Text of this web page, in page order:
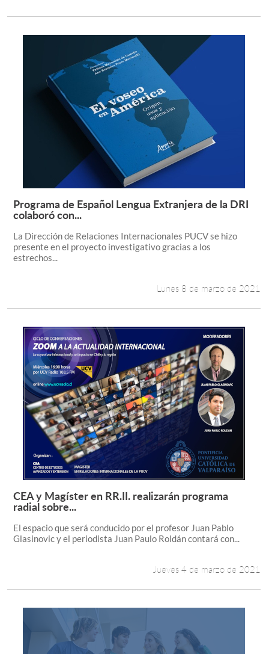
Leer más +
Programa de Español Lengua Extranjera de la DRI
colaboró con...
La Dirección de Relaciones Internacionales PUCV se hizo
presente en el proyecto investigativo gracias a los
estrechos...
Lunes 8 de marzo de 2021
Leer más +
CEA y Magíster en RR.II. realizarán programa
radial sobre...
El espacio que será conducido por el profesor Juan Pablo
Glasinovic y el periodista Juan Paulo Roldán contará con...
Jueves 4 de marzo de 2021